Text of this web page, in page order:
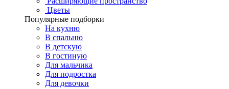
Цветы
Популярные подборки
На кухню
В спальню
В детскую
В гостиную
Для мальчика
Для подростка
Для девочки